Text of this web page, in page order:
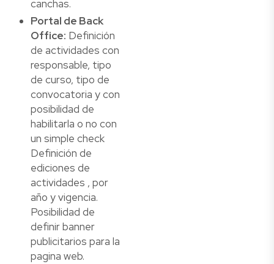
canchas.
Portal de Back
Office: Definición
de actividades con
responsable, tipo
de curso, tipo de
convocatoria y con
posibilidad de
habilitarla o no con
un simple check
Definición de
ediciones de
actividades , por
año y vigencia.
Posibilidad de
definir banner
publicitarios para la
pagina web.